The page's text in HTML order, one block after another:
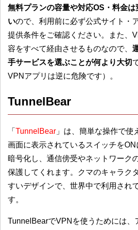
無料プランの容量や対応OS・料金
いので、利用前に必ず公式サイト・
提供条件をご確認ください。また、
容をすべて経由させるものなので、
手サービスを選ぶことが何より大切
VPNアプリは逆に危険です）。
TunnelBear
「 TunnelBear 」は、簡単な操作で使
画面に表示されているスイッチを
暗号化し、通信傍受やネットワーク
保護してくれます。クマのキャラク
すいデザインで、世界中で利用され
す。
TunnelBearでVPNを使うためには、